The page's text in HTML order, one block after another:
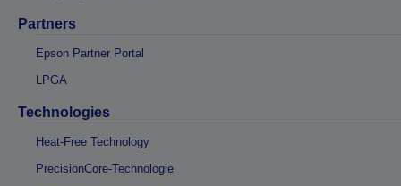
Partners
Epson Partner Portal
LPGA
Technologies
Heat-Free Technology
PrecisionCore-Technologie